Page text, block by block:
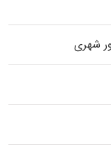
شهری